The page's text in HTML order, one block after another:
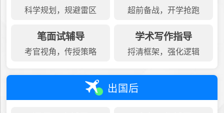
科学规划，规避雷区 超前备战，开学抢跑
笔面试辅导
考官视角，传授策略
学术写作指导
捋清框架，强化逻辑
出国后